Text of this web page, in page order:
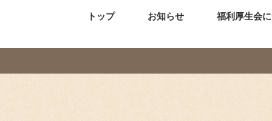
トップ お知らせ 福利厚生会